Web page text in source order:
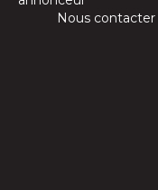
Nous contacter